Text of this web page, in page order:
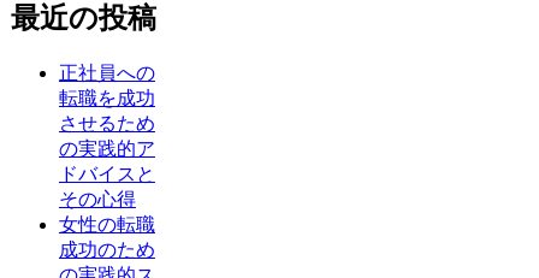
最近の投稿
正社員への
転職を成功
させるため
の実践的ア
ドバイスと
その心得
女性の転職
成功のため